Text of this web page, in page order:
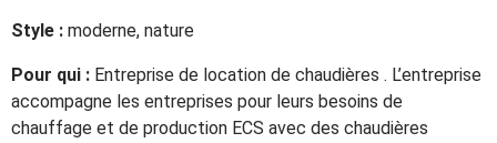
Style : moderne, nature
Pour qui : Entreprise de location de chaudières . L’entreprise
accompagne les entreprises pour leurs besoins de
chauffage et de production ECS avec des chaudières